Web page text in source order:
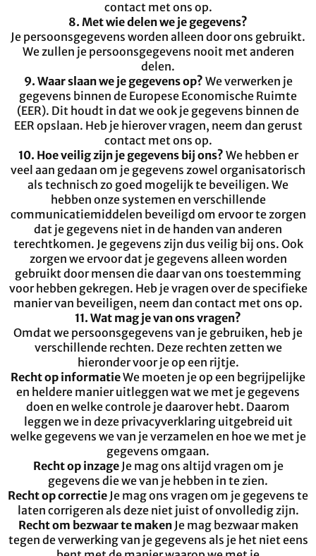
contact met ons op.
8. Met wie delen we je gegevens?
Je persoonsgegevens worden alleen door ons gebruikt.
We zullen je persoonsgegevens nooit met anderen
delen.
9. Waar slaan we je gegevens op? We verwerken je
gegevens binnen de Europese Economische Ruimte
(EER). Dit houdt in dat we ook je gegevens binnen de
EER opslaan. Heb je hierover vragen, neem dan gerust
contact met ons op.
10. Hoe veilig zijn je gegevens bij ons? We hebben er
veel aan gedaan om je gegevens zowel organisatorisch
als technisch zo goed mogelijk te beveiligen. We
hebben onze systemen en verschillende
communicatiemiddelen beveiligd om ervoor te zorgen
dat je gegevens niet in de handen van anderen
terechtkomen. Je gegevens zijn dus veilig bij ons. Ook
zorgen we ervoor dat je gegevens alleen worden
gebruikt door mensen die daar van ons toestemming
voor hebben gekregen. Heb je vragen over de specifieke
manier van beveiligen, neem dan contact met ons op.
11. Wat mag je van ons vragen?
Omdat we persoonsgegevens van je gebruiken, heb je
verschillende rechten. Deze rechten zetten we
hieronder voor je op een rijtje.
Recht op informatieWe moeten je op een begrijpelijke
en heldere manier uitleggen wat we met je gegevens
doen en welke controle je daarover hebt. Daarom
leggen we in deze privacyverklaring uitgebreid uit
welke gegevens we van je verzamelen en hoe we met je
gegevens omgaan.
Recht op inzage Je mag ons altijd vragen om je
gegevens die we van je hebben in te zien.
Recht op correctie Je mag ons vragen om je gegevens te
laten corrigeren als deze niet juist of onvolledig zijn.
Recht om bezwaar te maken Je mag bezwaar maken
tegen de verwerking van je gegevens als je het niet eens